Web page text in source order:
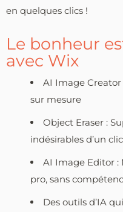
en quelques clics !
Le bonheur
avec Wix
AI Image Creator
sur mesure
Object Eraser :
indésirables d’un clic
AI Image Editor :
pro, sans
Des outils d’IA